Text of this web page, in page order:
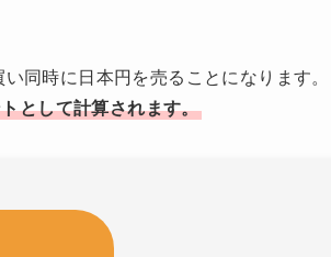
同時に日本円を売ることになります
として計算されます。